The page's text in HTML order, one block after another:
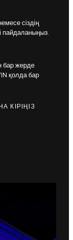
сіздің
пайдаланыңыз.
бар жерде
қолда бар
КІРІҢІЗ